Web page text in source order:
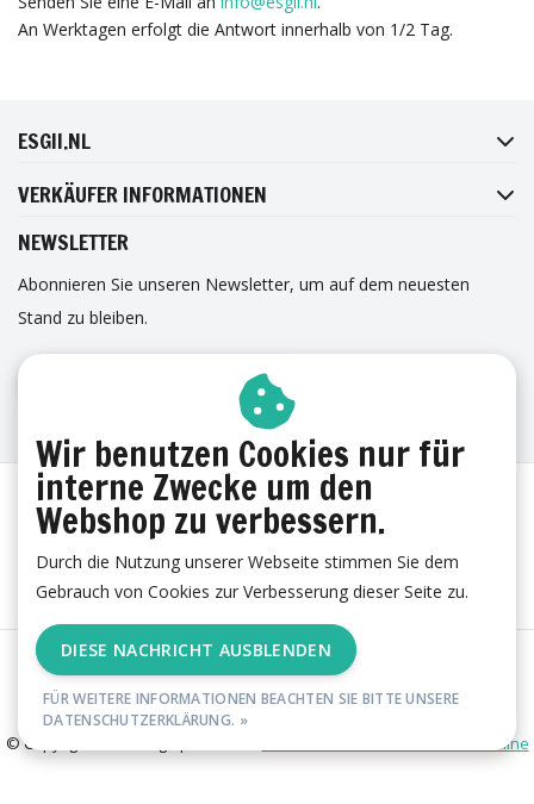
An Werktagen erfolgt die Antwort innerhalb von 1/2 Tag.
ESGII.NL
VERKÄUFER INFORMATIONEN
NEWSLETTER
Abonnieren Sie unseren Newsletter, um auf dem neuesten
Stand zu bleiben.
ANMELDUNG ZUM NEWSLETTER
AGB Datenschutzerklärung
RSS Feed
© Copyright 2026 - esgii | Realisatie Ambismart en Samen Effectief Online
Wir benutzen Cookies nur für
interne Zwecke um den
Webshop zu verbessern.
Durch die Nutzung unserer Webseite stimmen Sie dem
Gebrauch von Cookies zur Verbesserung dieser Seite zu.
DIESE NACHRICHT AUSBLENDEN
FÜR WEITERE INFORMATIONEN BEACHTEN SIE BITTE UNSERE
DATENSCHUTZERKLÄRUNG. »